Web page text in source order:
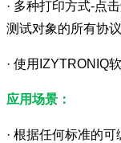
· 多种打印方式-点
测试对象的所有协议
· 使用IZYTRONIQ
应用场景：
· 根据任何标准的